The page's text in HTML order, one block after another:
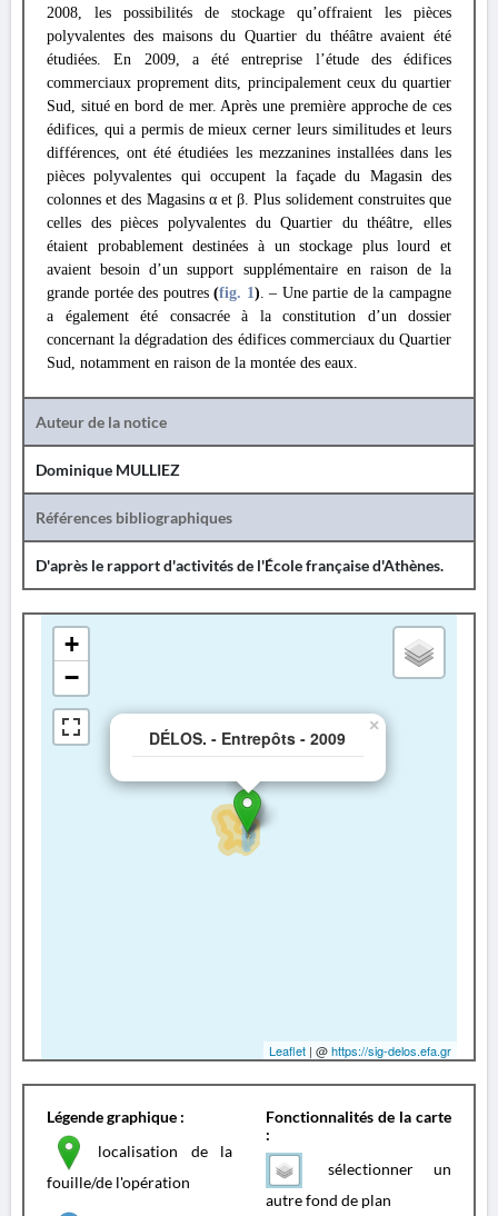
2008, les possibilités de stockage qu’offraient les pièces
polyvalentes des maisons du Quartier du théâtre avaient été
étudiées. En 2009, a été entreprise l’étude des édifices
commerciaux proprement dits, principalement ceux du quartier
Sud, situé en bord de mer. Après une première approche de ces
édifices, qui a permis de mieux cerner leurs similitudes et leurs
différences, ont été étudiées les mezzanines installées dans les
pièces polyvalentes qui occupent la façade du Magasin des
colonnes et des Magasins α et β. Plus solidement construites que
celles des pièces polyvalentes du Quartier du théâtre, elles
étaient probablement destinées à un stockage plus lourd et
avaient besoin d’un support supplémentaire en raison de la
grande portée des poutres(fig. 1). – Une partie de la campagne
a également été consacrée à la constitution d’un dossier
concernant la dégradation des édifices commerciaux du Quartier
Sud, notamment en raison de la montée des eaux.
Auteur de la notice
Dominique MULLIEZ
Références bibliographiques
D'après le rapport d'activités de l'École française d'Athènes.
DÉLOS. - Entrepôts - 2009
×
+
−
Leaflet | @https://sig-delos.efa.gr
Légende graphique :
localisation de la
fouille/de l'opération
Fonctionnalités de la carte
:
sélectionner un
autre fond de plan